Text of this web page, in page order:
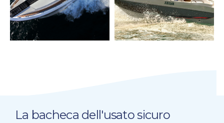
La bacheca dell'usato sicuro